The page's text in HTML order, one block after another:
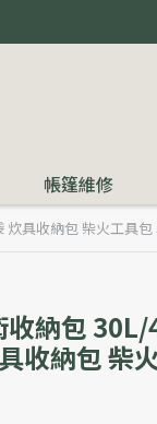
帳篷維修
具收納包 柴火工具
納包 30L/
收納包 柴